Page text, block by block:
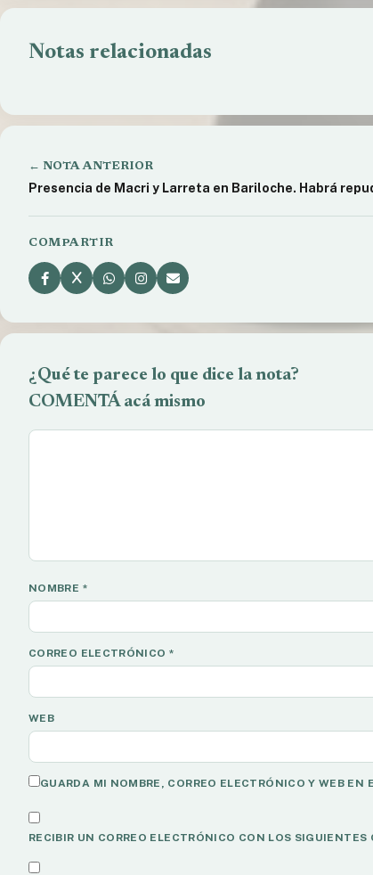
Notas relacionadas
UnTER Bariloche definió continuar con el
← NOTA ANTERIOR
Presencia de Macri y Larreta en Bariloche. Habrá
COMPARTIR
¿Qué te parece lo que dice la nota?
COMENTÁ acá mismo
NOMBRE *
CORREO ELECTRÓNICO *
WEB
GUARDA MI NOMBRE, CORREO ELECTRÓNICO Y WEB
RECIBIR UN CORREO ELECTRÓNICO CON LOS